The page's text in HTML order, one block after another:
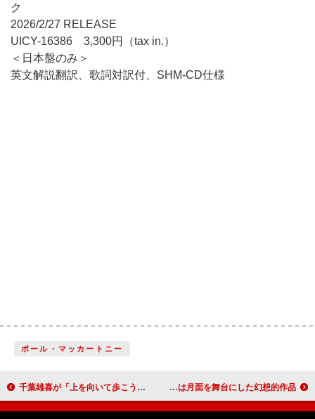
ク
2026/2/27 RELEASE
UICY-16386 3,300円（tax in.）
＜日本盤のみ＞
英文解説翻訳、歌詞対訳付、SHM-CD仕様
ポール・マッカートニー
千葉雄喜が「上を向いて歩こう」カバー、ファミマ「コンビニエンスウェア」初のTVCMに起用 Nakajin（SEKAI NO OWARI）、ソロ第3弾SG「Satellite」のMVは月面を舞台にした幻想的作品